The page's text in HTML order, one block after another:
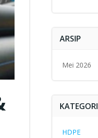
ARSIP
Mei 2026
KATEGORI
HDPE